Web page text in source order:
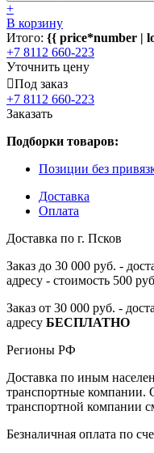
+
В корзину
Итого: {{ price*number |
+7 8112 660-223
Уточнить цену
Под заказ
+7 8112 660-223
Заказать
Подборки товаров:
Позиции без
Доставка
Оплата
Доставка по г. Псков
Заказ до 30 000 руб. -
адресу - стоимость 500
Заказ от 30 000 руб. -
адресу БЕСПЛАТНО
Регионы РФ
Доставка по иным
транспортные компании.
транспортной компании
Безналичная оплата по